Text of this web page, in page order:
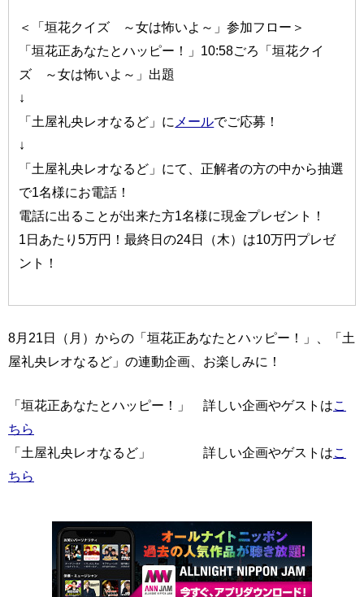
＜「垣花クイズ ～女は怖いよ～」参加フロー＞
「垣花正あなたとハッピー！」10:58ごろ「垣花クイ
ズ ～女は怖いよ～」出題
↓
「土屋礼央レオなるど」に メールでご応募！
↓
「土屋礼央レオなるど」にて、正解者の方の中から抽選
で1名様にお電話！
電話に出ることが出来た方1名様に現金プレゼント！
1日あたり5万円！最終日の24日（木）は10万円プレゼ
ント！
8月21日（月）からの「垣花正あなたとハッピー！」、「土
屋礼央レオなるど」の連動企画、お楽しみに！
「垣花正あなたとハッピー！」 詳しい企画やゲストはこ
ちら
「土屋礼央レオなるど」 詳しい企画やゲストはこ
ちら